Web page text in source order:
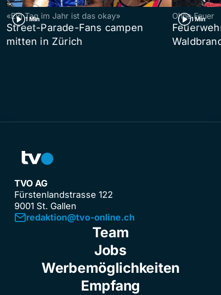
1 Min
«Ein Tag im Jahr ist das okay»
Street-Parade-Fans campen
mitten in Zürich
1 Min
Ohne Feuer
TVO AG
Fürstenlandstrasse 122
9001 St. Gallen
redaktion@tvo-online.ch
Team
Jobs
Werbemöglichkeiten
Empfang